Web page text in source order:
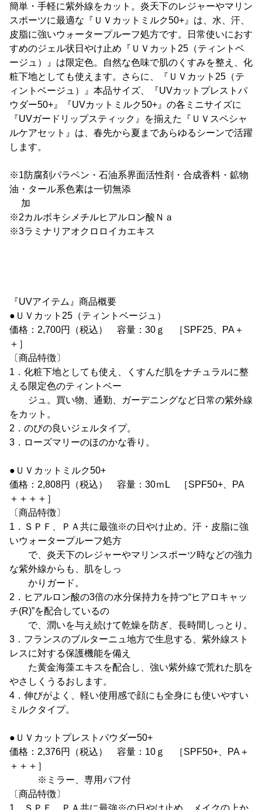
簡単・手軽に紫外線をカット。炎天下のレジャーやマリン
スポーツに最適な『ＵＶカットミルク50+』は、水、汗、
皮脂に強いウォータープルーフ処方です。日常使いにおす
すめのジェル状日やけ止め『ＵＶカット25（ティントベ
ージュ）』は限定色。自然な色味で肌のくすみを整え、化
粧下地としても使えます。さらに、『ＵＶカット25（テ
ィントベージュ）』本品サイズ、『UVカットプレストパ
ウダー50+』『UVカットミルク50+』の各ミニサイズに
『UVガードリップスティック』を揃えた『ＵＶスペシャ
ルケアセット』は、春先から夏まであらゆるシーンで活躍
します。
※1防腐剤パラベン・石油系界面活性剤・合成香料・鉱物
油・タール系色素は一切無添
加
※2カルボキシメチルヒアルロン酸Ｎａ
※3ラミナリアオクロロイカエキス
『UVアイテム』商品概要
●ＵＶカット25（ティントベージュ）
価格：2,700円（税込） 容量：30ｇ ［SPF25、PA＋
＋］
〔商品特徴〕
1．化粧下地としても使え、くすんだ肌をナチュラルに整
える限定色のティントベー
ジュ。買い物、通勤、ガーデニングなど日常の紫外線
をカット。
2．のびの良いジェルタイプ。
3．ローズマリーのほのかな香り。
●ＵＶカットミルク50+
価格：2,808円（税込） 容量：30ｍL ［SPF50+、PA
＋＋＋＋］
〔商品特徴〕
1．ＳＰＦ、ＰＡ共に最強※の日やけ止め。汗・皮脂に強
いウォータープルーフ処方
で、炎天下のレジャーやマリンスポーツ時などの強力
な紫外線からも、肌をしっ
かりガード。
2．ヒアルロン酸の3倍の水分保持力を持つ“ヒアロキャッ
チ(R)”を配合しているの
で、潤いを与え続けて乾燥を防ぎ、長時間しっとり。
3．フランスのブルターニュ地方で生息する、紫外線スト
レスに対する保護機能を備え
た黄金海藻エキスを配合し、強い紫外線で荒れた肌を
やさしくうるおします。
4．伸びがよく、軽い使用感で顔にも全身にも使いやすい
ミルクタイプ。
●ＵＶカットプレストパウダー50+
価格：2,376円（税込） 容量：10ｇ ［SPF50+、PA＋
＋＋＋］
※ミラー、専用パフ付
〔商品特徴〕
1．ＳＰＦ、ＰＡ共に最強※の日やけ止め。メイクの上か